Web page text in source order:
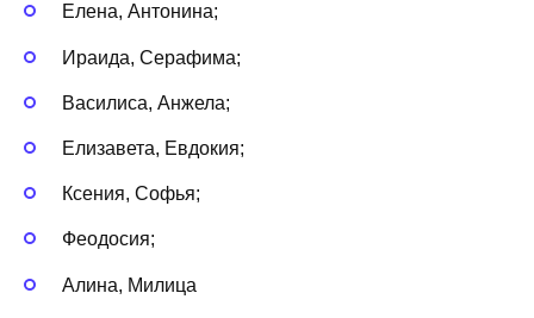
Елена, Антонина;
Ираида, Серафима;
Василиса, Анжела;
Елизавета, Евдокия;
Ксения, Софья;
Феодосия;
Алина, Милица